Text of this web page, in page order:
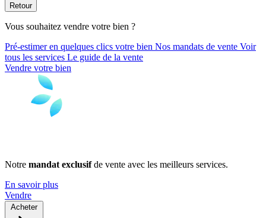
Retour
Vous souhaitez vendre votre bien ?
Pré-estimer en quelques clics votre bien Nos mandats de vente Voir
tous les services Le guide de la vente
Vendre votre bien
Notre mandat exclusifde vente avec les meilleurs services.
En savoir plus
Vendre
Acheter